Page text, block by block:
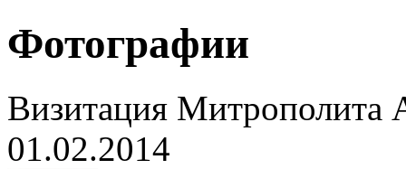
Фотографии
Визитация Митрополита
01.02.2014